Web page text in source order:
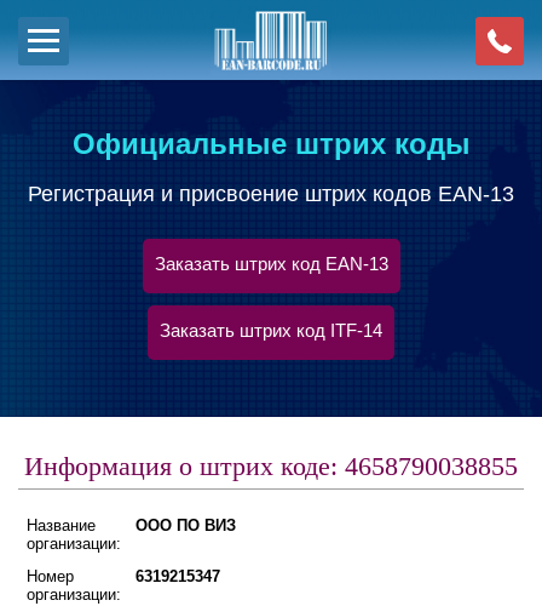
Официальные штрих коды
Регистрация и присвоение штрих кодов EAN-13
Заказать штрих код EAN-13
Заказать штрих код ITF-14
Информация о штрих коде: 4658790038855
Название
организации:
ООО ПО ВИЗ
Номер
организации:
6319215347